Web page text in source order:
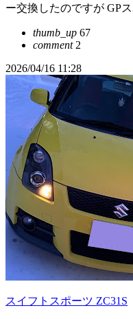
ー交換したのですが GP
thumb_up 67
comment2
2026/04/16 11:28
スイフトスポーツ ZC31S